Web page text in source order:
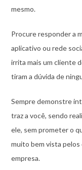
mesmo.
Procure responder a
aplicativo ou rede
irrita mais um cliente
tiram a dúvida de
Sempre demonstre
traz a você, sendo
ele, sem prometer o
muito bem vista pelos
empresa.